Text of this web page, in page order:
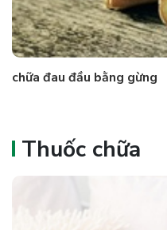
chữa đau đầu bằng gừng
Thuốc chữa